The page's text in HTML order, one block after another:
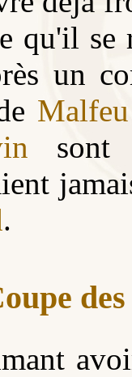
qu'il se
un
Malfeu
sont
.